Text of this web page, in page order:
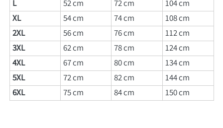
L
52 cm 72 cm 104 cm
XL
54 cm 74 cm 108 cm
2XL
56 cm 76 cm 112 cm
3XL
62 cm 78 cm 124 cm
4XL
67 cm 80 cm 134 cm
5XL
72 cm 82 cm 144 cm
6XL
75 cm 84 cm 150 cm